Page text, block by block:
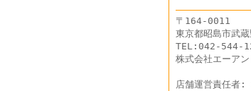
〒164-0011
東京都昭島市武
TEL:042-544-
株式会社エーア
店舗運営責任者